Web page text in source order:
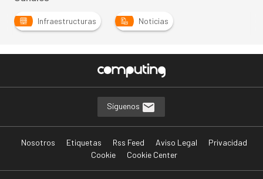
Infraestructuras Noticias
Síguenos
Nosotros Etiquetas Rss Feed Aviso Legal
Privacidad
Cookie
Cookie Center